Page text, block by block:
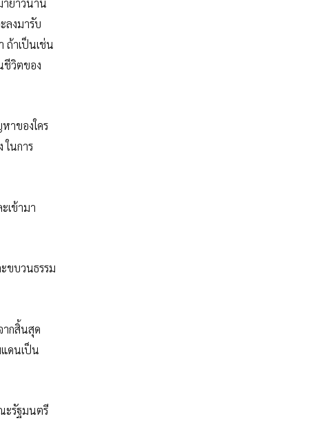
ลงมารับ
ถ้าเป็นเช่น
ชีวิตของ
าของใคร
ในการ
เข้ามา
ขบวนธรรม
ากสิ้นสุด
ดนเป็น
ะรัฐมนตรี